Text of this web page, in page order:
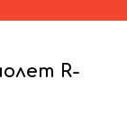
R-